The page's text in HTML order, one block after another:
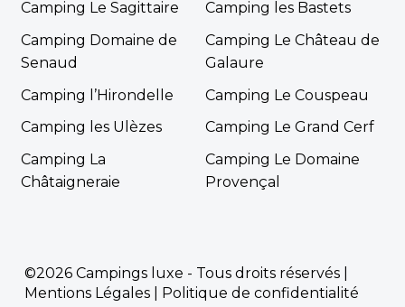
Camping Le Sagittaire
Camping les Bastets
Camping Domaine de
Senaud
Camping Le Château de
Galaure
Camping l’Hirondelle
Camping Le Couspeau
Camping les Ulèzes
Camping Le Grand Cerf
Camping La
Châtaigneraie
Camping Le Domaine
Provençal
©2026 Campings luxe - Tous droits réservés |
Mentions Légales
Politique de confidentialité